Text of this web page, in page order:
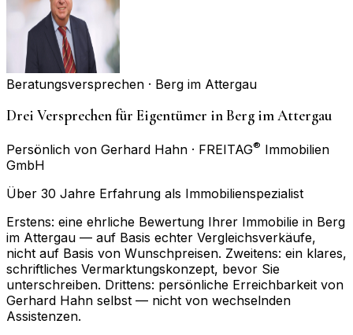
Beratungsversprechen · Berg im Attergau
Drei Versprechen für Eigentümer in Berg im Attergau
Persönlich von Gerhard Hahn · FREITAG® Immobilien
GmbH
Über 30 Jahre Erfahrung als Immobilienspezialist
Erstens: eine ehrliche Bewertung Ihrer Immobilie in Berg
im Attergau — auf Basis echter Vergleichsverkäufe,
nicht auf Basis von Wunschpreisen. Zweitens: ein klares,
schriftliches Vermarktungskonzept, bevor Sie
unterschreiben. Drittens: persönliche Erreichbarkeit von
Gerhard Hahn selbst — nicht von wechselnden
Assistenzen.